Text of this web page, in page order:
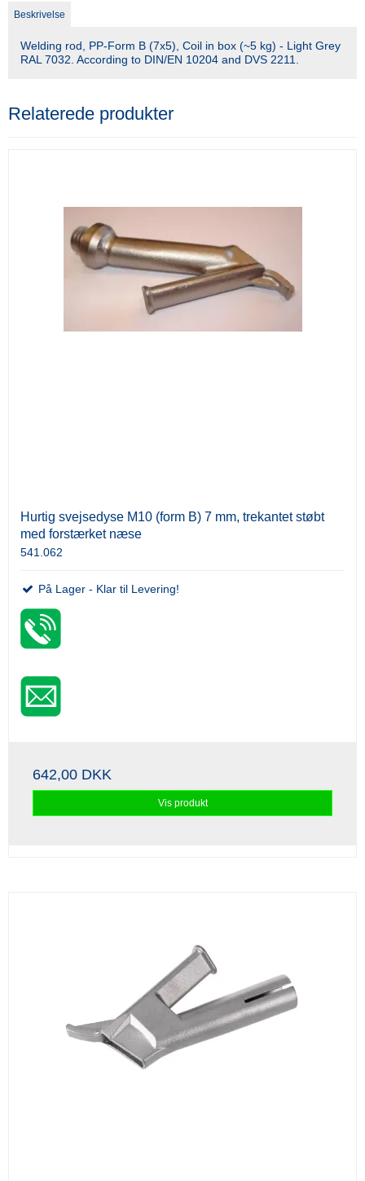
Beskrivelse
Welding rod, PP-Form B (7x5), Coil in box (~5 kg) - Light Grey
RAL 7032. According to DIN/EN 10204 and DVS 2211.
Relaterede produkter
Hurtig svejsedyse M10 (form B) 7 mm, trekantet støbt
med forstærket næse
541.062
På Lager - Klar til Levering!
642,00 DKK
Vis produkt